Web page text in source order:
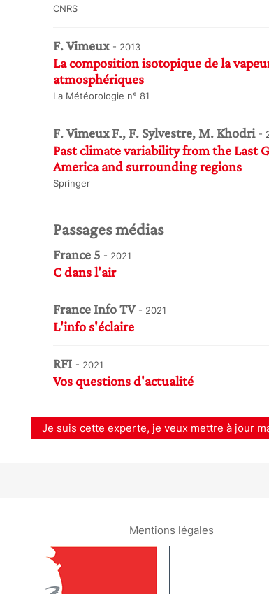
CNRS
F. Vimeux - 2013
La composition isotopique de la
atmosphériques
La Météorologie n° 81
F. Vimeux F., F. Sylvestre, M. Khodri -
Past climate variability from the Last
America and surrounding regions
Springer
Passages médias
France 5 - 2021
C dans l'air
France Info TV - 2021
L'info s'éclaire
RFI - 2021
Vos questions d'actualité
Je suis cette experte, je veux mettre à jour
Mentions légales